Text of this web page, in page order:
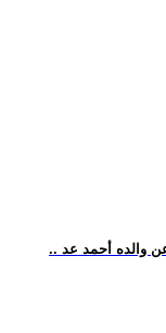
والده أحمد عد